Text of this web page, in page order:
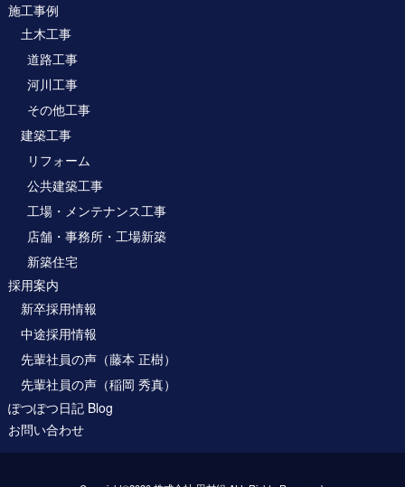
施工事例
土木工事
道路工事
河川工事
その他工事
建築工事
リフォーム
公共建築工事
工場・メンテナンス工事
店舗・事務所・工場新築
新築住宅
採用案内
新卒採用情報
中途採用情報
先輩社員の声（藤本 正樹）
先輩社員の声（稲岡 秀真）
ぽつぽつ日記 Blog
お問い合わせ